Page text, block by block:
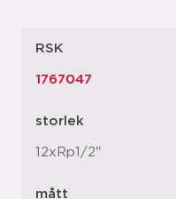
RSK
1767047
storlek
12xRp1/2"
mått